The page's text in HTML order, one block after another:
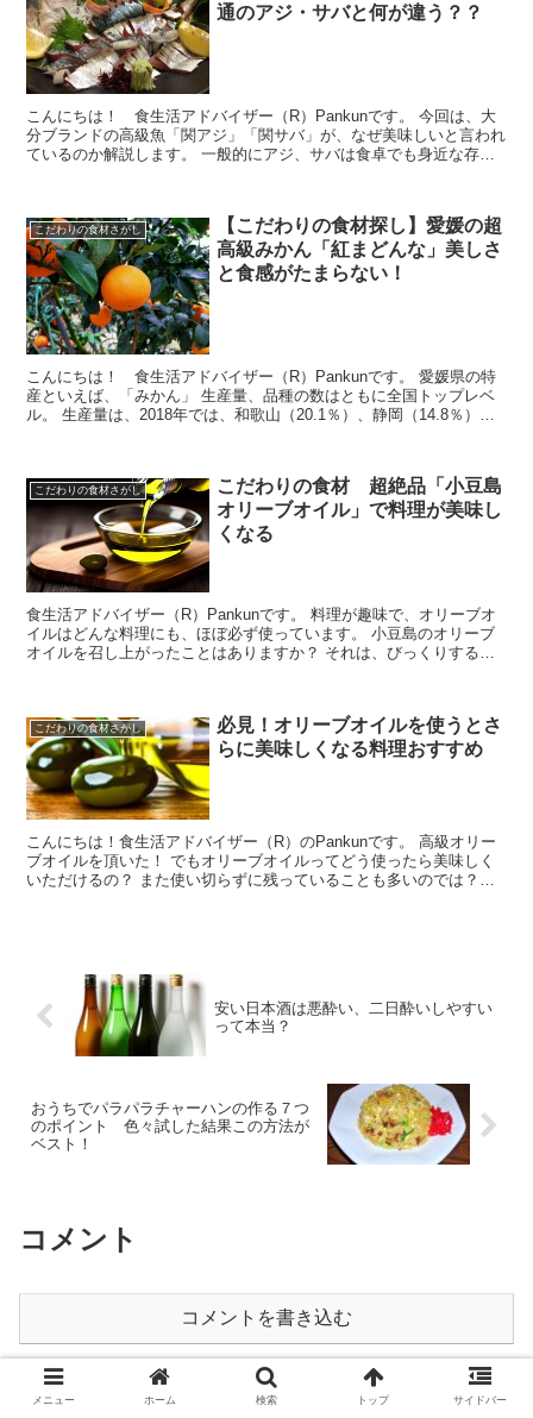
通のアジ・サバと何が違う？？
こんにちは！ 食生活アドバイザー（R）Pankunです。 今回は、大
分ブランドの高級魚「関アジ」「関サバ」が、なぜ美味しいと言われ
ているのか解説します。 一般的にアジ、サバは食卓でも身近な存在
こだわりの食材さがし
【こだわりの食材探し】愛媛の超
高級みかん「紅まどんな」美しさ
と食感がたまらない！
こんにちは！ 食生活アドバイザー（R）Pankunです。 愛媛県の特
産といえば、「みかん」 生産量、品種の数はともに全国トップレベ
ル。 生産量は、2018年では、和歌山（20.1％）、静岡（14.8％）に
こだわりの食材さがし
こだわりの食材 超絶品「小豆島
オリーブオイル」で料理が美味し
くなる
食生活アドバイザー（R）Pankunです。 料理が趣味で、オリーブオ
イルはどんな料理にも、ほぼ必ず使っています。 小豆島のオリーブ
オイルを召し上がったことはありますか？ それは、びっくりするく
こだわりの食材さがし
必見！オリーブオイルを使うとさ
らに美味しくなる料理おすすめ
こんにちは！食生活アドバイザー（R）のPankunです。 高級オリー
ブオイルを頂いた！ でもオリーブオイルってどう使ったら美味しく
いただけるの？ また使い切らずに残っていることも多いのでは？？
安い日本酒は悪酔い、二日酔いしやすい
って本当？
おうちでパラパラチャーハンの作る７つ
のポイント 色々試した結果この方法が
ベスト！
コメント
コメントを書き込む
ホーム こだわりの食材さがし
メニュー ホーム 検索 トップ サイドバー